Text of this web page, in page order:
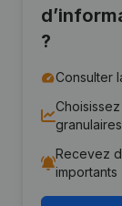
?
Consulter
granulaires
Recevez
importants